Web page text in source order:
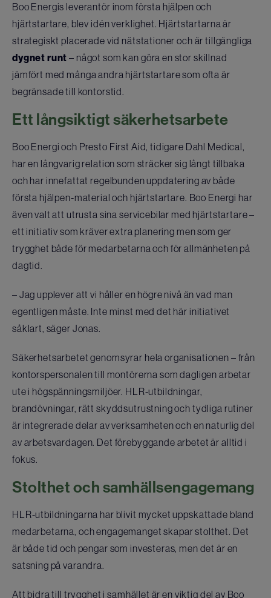
Boo Energis leverantör inom första hjälpen och
hjärtstartare, blev idén verklighet. Hjärtstartarna är
strategiskt placerade vid nätstationer och är tillgängliga
dygnet runt – något som kan göra en stor skillnad
jämfört med många andra hjärtstartare som ofta är
begränsade till kontorstid.
Ett långsiktigt säkerhetsarbete
Boo Energi och Presto First Aid, tidigare Dahl Medical,
har en långvarig relation som sträcker sig långt tillbaka
och har innefattat regelbunden uppdatering av både
första hjälpen-material och hjärtstartare. Boo Energi har
även valt att utrusta sina servicebilar med hjärtstartare –
ett initiativ som kräver extra planering men som ger
trygghet både för medarbetarna och för allmänheten på
dagtid.
– Jag upplever att vi håller en högre nivå än vad man
egentligen måste. Inte minst med det här initiativet
såklart, säger Jonas.
Säkerhetsarbetet genomsyrar hela organisationen – från
kontorspersonalen till montörerna som dagligen arbetar
ute i högspänningsmiljöer. HLR-utbildningar,
brandövningar, rätt skyddsutrustning och tydliga rutiner
är integrerade delar av verksamheten och en naturlig del
av arbetsvardagen. Det förebyggande arbetet är alltid i
fokus.
Stolthet och samhällsengagemang
HLR-utbildningarna har blivit mycket uppskattade bland
medarbetarna, och engagemanget skapar stolthet. Det
är både tid och pengar som investeras, men det är en
satsning på varandra.
Att bidra till trygghet i samhället är en viktig del av Boo